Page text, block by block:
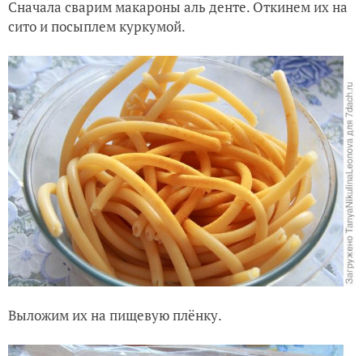
Сначала сварим макароны аль денте. Откинем их на
сито и посыплем куркумой.
Выложим их на пищевую плёнку.